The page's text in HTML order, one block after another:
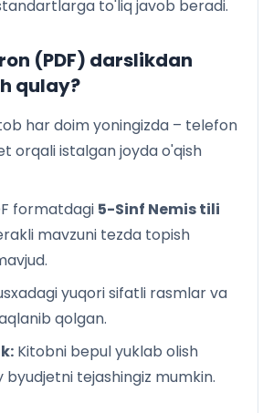
Sommer
Gemüse
die Heimat?
UND DIE FESTE
erzählt
zusammen
to'liq javob beradi.
(PDF) darslikdan
qulay?
har doim yoningizda – telefon
orqali istalgan joyda o'qish
formatdagi 5-Sinf Nemis tili
mavzuni tezda topish
yuqori sifatli rasmlar va
qolgan.
Kitobni bepul yuklab olish
byudjetni tejashingiz mumkin.